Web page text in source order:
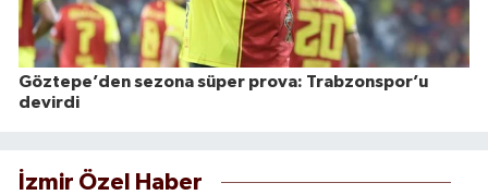
Göztepe’den sezona süper prova: Trabzonspor’u
devirdi
İzmir Özel Haber